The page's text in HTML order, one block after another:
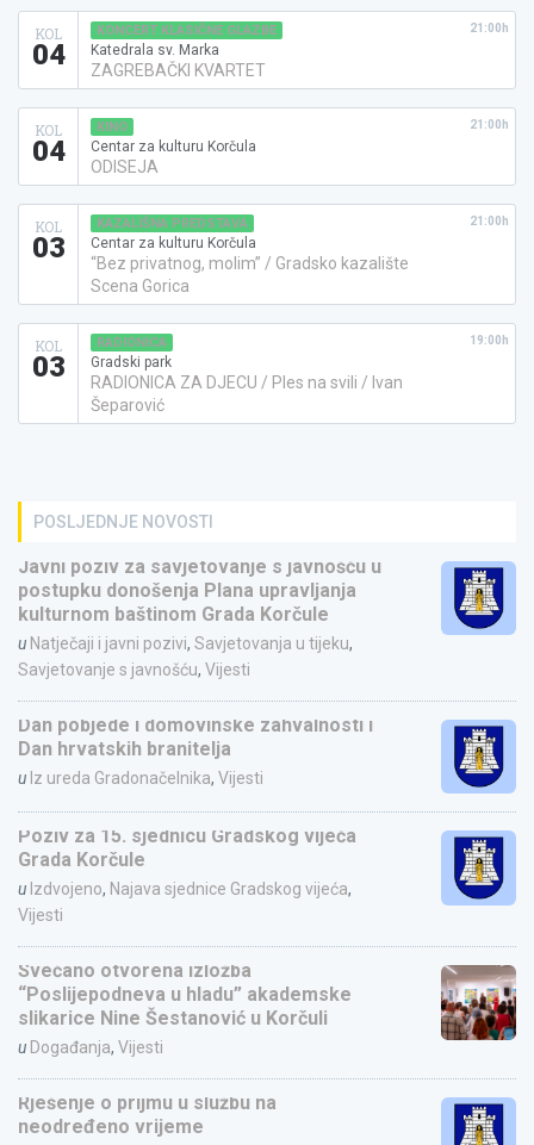
KOL
04
KONCERT KLASIČNE GLAZBE
Katedrala sv. Marka
ZAGREBAČKI KVARTET
21:00h
KOL
04
KINO
Centar za kulturu Korčula
ODISEJA
21:00h
KOL
03
KAZALIŠNA PREDSTAVA
Centar za kulturu Korčula
“Bez privatnog, molim” / Gradsko kazalište
Scena Gorica
21:00h
KOL
03
RADIONICA
Gradski park
RADIONICA ZA DJECU / Ples na svili / Ivan
Šeparović
19:00h
POSLJEDNJE NOVOSTI
Javni poziv za savjetovanje s javnošću u
postupku donošenja Plana upravljanja
kulturnom baštinom Grada Korčule
u Natječaji i javni pozivi, Savjetovanja u tijeku,
Savjetovanje s javnošću, Vijesti
Dan pobjede i domovinske zahvalnosti i
Dan hrvatskih branitelja
u Iz ureda Gradonačelnika, Vijesti
Poziv za 15. sjednicu Gradskog vijeća
Grada Korčule
u Izdvojeno, Najava sjednice Gradskog vijeća,
Vijesti
Svečano otvorena izložba
“Poslijepodneva u hladu” akademske
slikarice Nine Šestanović u Korčuli
u Događanja, Vijesti
Rješenje o prijmu u službu na
neodređeno vrijeme